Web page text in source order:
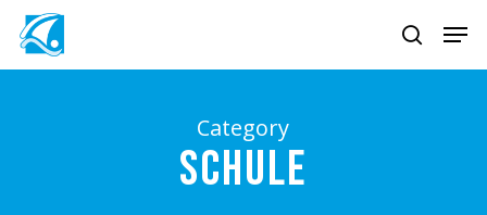
Skip
search
Category
Schule